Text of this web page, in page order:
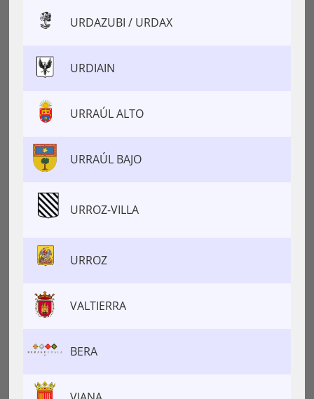
URDAZUBI / URDAX
URDIAIN
URRAÚL ALTO
URRAÚL BAJO
URROZ-VILLA
URROZ
VALTIERRA
BERA